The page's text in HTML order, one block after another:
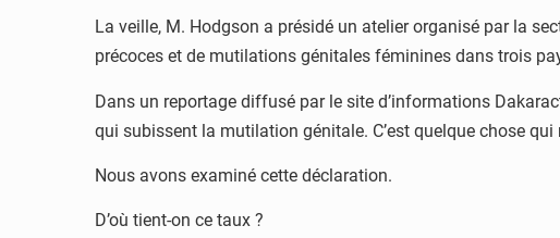
La veille, M. Hodgson a présidé un atelier organisé par la
précoces et de mutilations génitales féminines dans trois
Dans un reportage diffusé par le site d’informations
qui subissent la mutilation génitale. C’est quelque chose
Nous avons examiné cette déclaration.
D’où tient-on ce taux ?